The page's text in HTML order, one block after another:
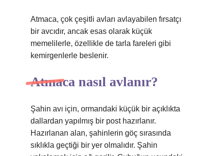
Atmaca, çok çeşitli avları avlayabilen fırsatçı
bir avcıdır, ancak esas olarak küçük
memelilerle, özellikle de tarla fareleri gibi
kemirgenlerle beslenir.
Atmaca nasıl avlanır?
Şahin avı için, ormandaki küçük bir açıklıkta
dallardan yapılmış bir post hazırlanır.
Hazırlanan alan, şahinlerin göç sırasında
sıklıkla geçtiği bir yer olmalıdır. Şahin